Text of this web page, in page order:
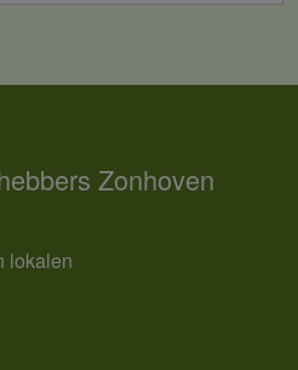
Zonhoven
lokalen